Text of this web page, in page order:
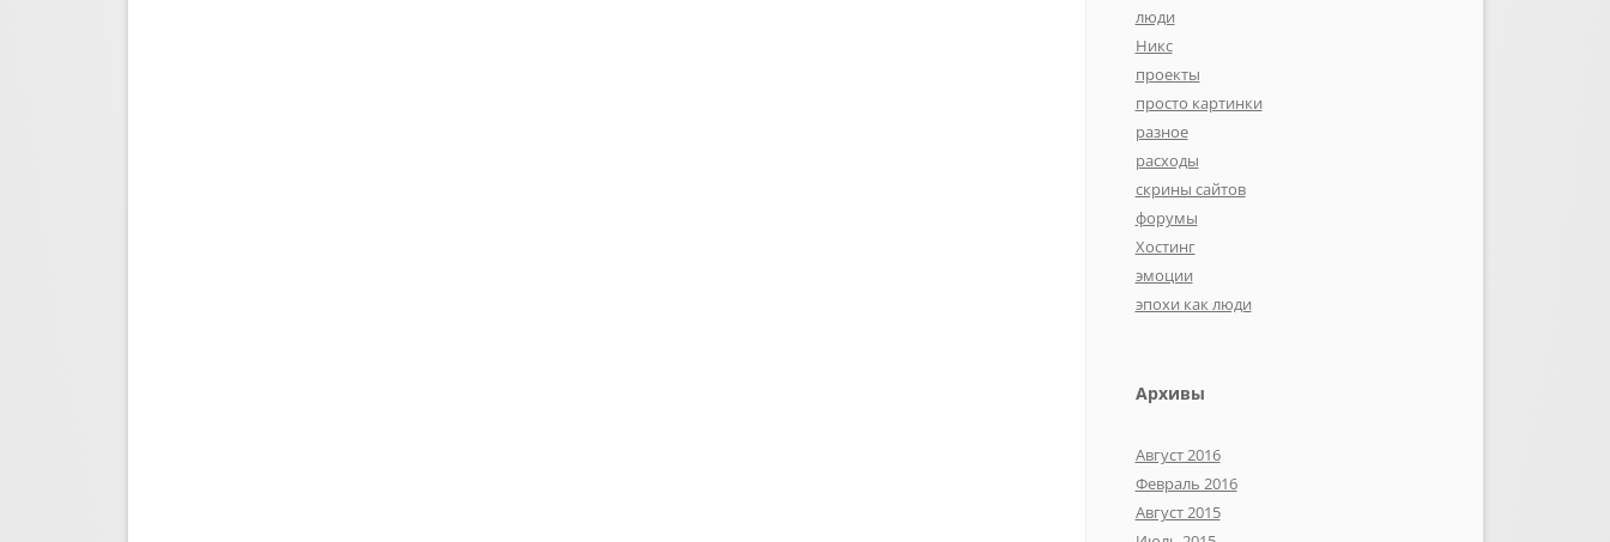
люди
Никс
проекты
просто картинки
разное
расходы
скрины сайтов
форумы
Хостинг
эмоции
эпохи как люди
Архивы
Август 2016
Февраль 2016
Август 2015